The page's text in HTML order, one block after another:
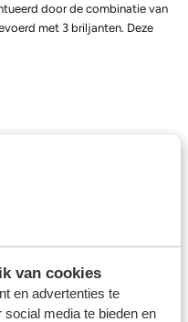
van cookies
en advertenties te
media te bieden en
door de combinatie van
met 3 briljanten. Deze